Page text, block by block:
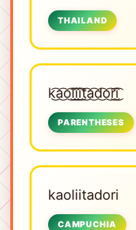
THAILAND
k͜͡a͜͡o͜͡l͜͡i͜͡i͜͡t͜͡a͜͡d͜͡o͜͡r͜͡i͜͡
PARENTHESES
kaoliitadori
CAMPUCHIA